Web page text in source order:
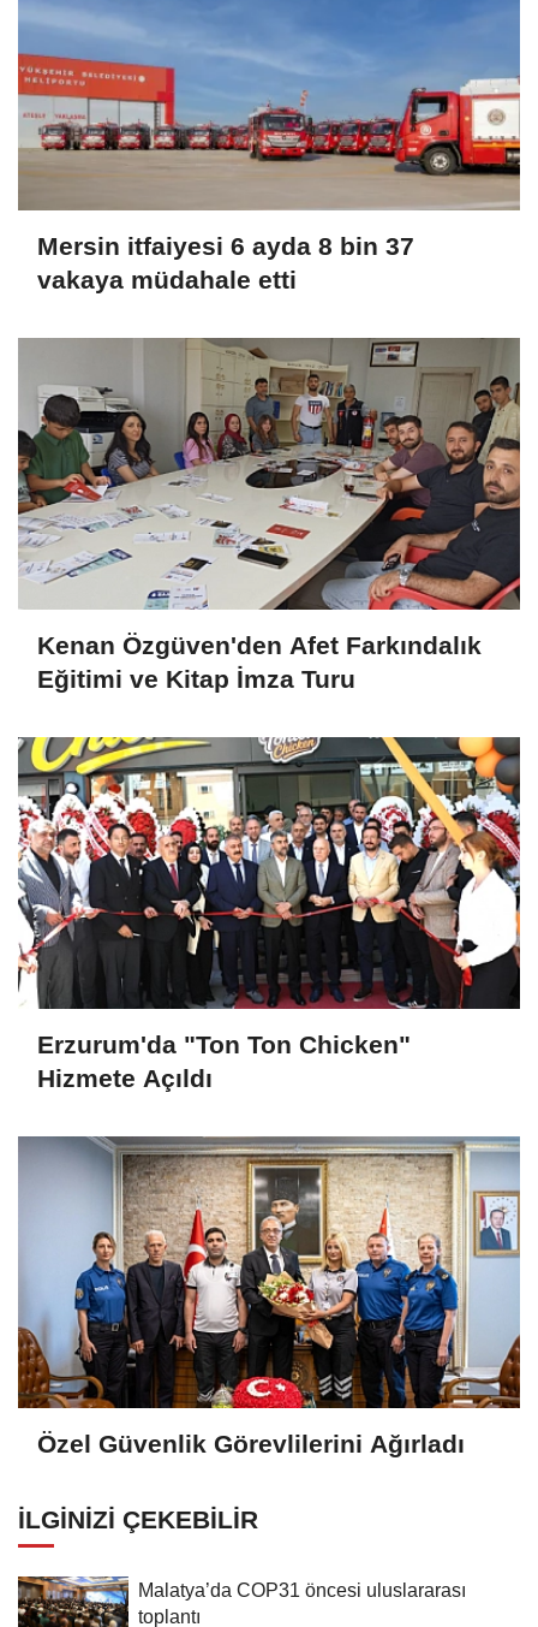
Mersin itfaiyesi 6 ayda 8 bin 37
vakaya müdahale etti
Kenan Özgüven'den Afet Farkındalık
Eğitimi ve Kitap İmza Turu
Erzurum'da "Ton Ton Chicken"
Hizmete Açıldı
Özel Güvenlik Görevlilerini Ağırladı
İLGINIZI ÇEKEBILIR
Malatya’da COP31 öncesi uluslararası
toplantı